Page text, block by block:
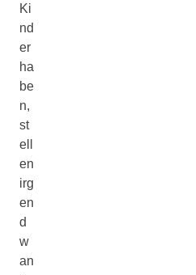
Ki
nd
er
ha
be
n,
st
ell
en
irg
en
d
w
an